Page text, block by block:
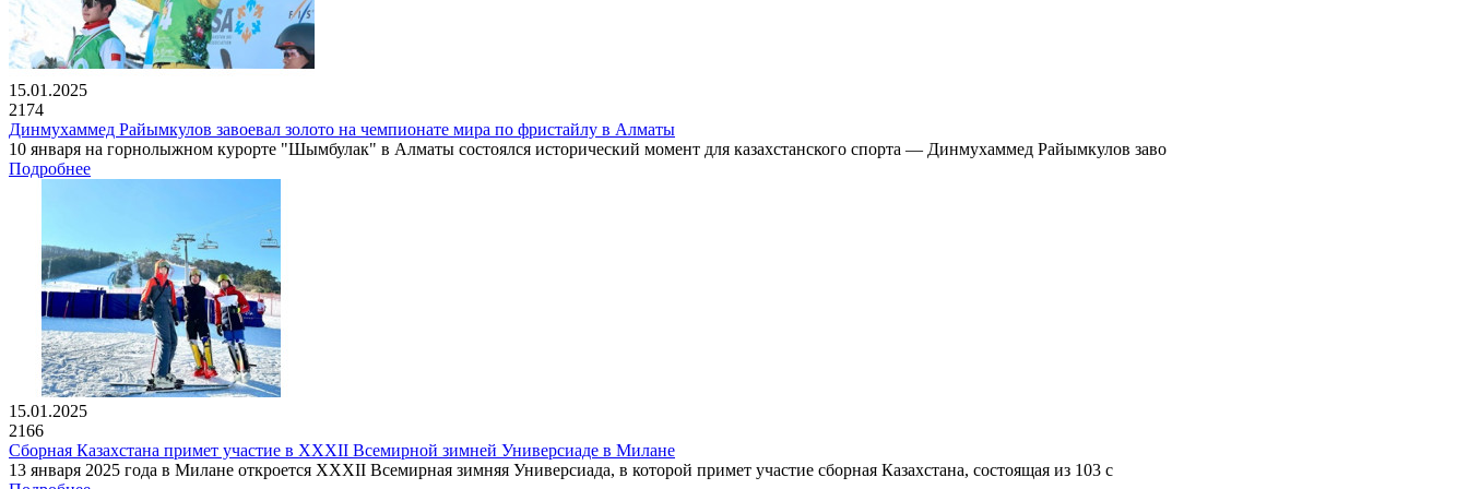
15.01.2025
2174
Динмухаммед Райымкулов завоевал золото на чемпионате мира по фристайлу в Алматы
10 января на горнолыжном курорте "Шымбулак" в Алматы состоялся исторический момент для казахстанского спорта — Динмухаммед Райымкулов заво
Подробнее
15.01.2025
2166
Сборная Казахстана примет участие в XXXII Всемирной зимней Универсиаде в Милане
13 января 2025 года в Милане откроется XXXII Всемирная зимняя Универсиада, в которой примет участие сборная Казахстана, состоящая из 103 с